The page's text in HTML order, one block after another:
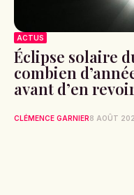
ACTUS
Éclipse solaire
combien
avant d’en
CLÉMENCE GARNIER8 AOÛT